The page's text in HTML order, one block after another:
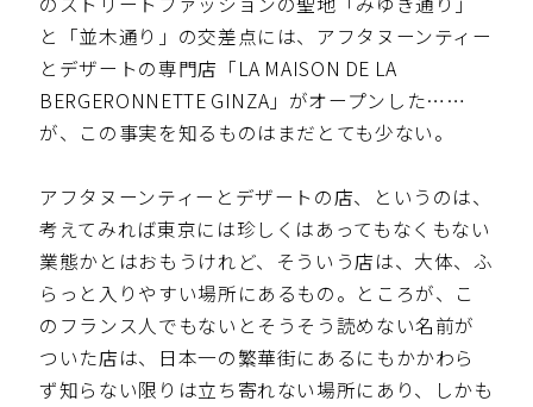
と「並木通り」の交差点には、アフタヌーンティー
とデザートの専門店「LA MAISON DE LA
BERGERONNETTE GINZA」がオープンした……
が、この事実を知るものはまだとても少ない。
アフタヌーンティーとデザートの店、というのは、
考えてみれば東京には珍しくはあってもなくもない
業態かとはおもうけれど、そういう店は、大体、ふ
らっと入りやすい場所にあるもの。ところが、こ
のフランス人でもないとそうそう読めない名前が
ついた店は、日本一の繁華街にあるにもかかわら
ず知らない限りは立ち寄れない場所にあり、しかも